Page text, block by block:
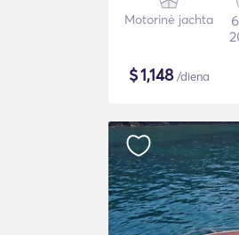
Motorinė jachta
$1,148/diena